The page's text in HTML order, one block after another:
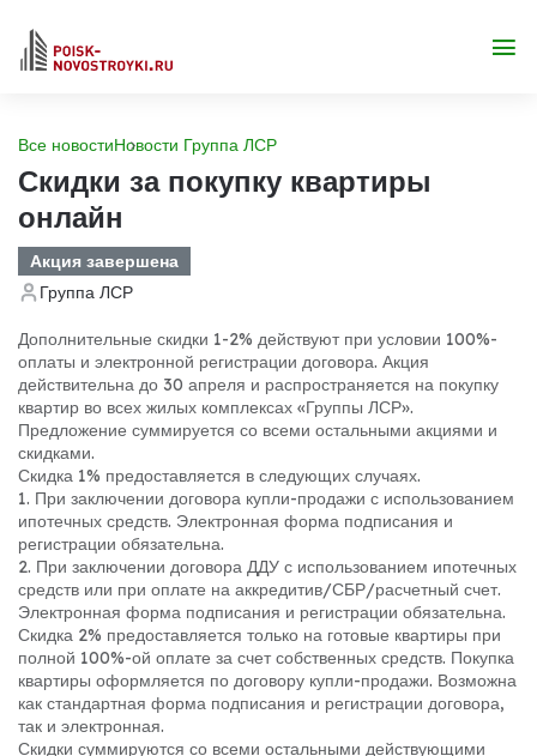
Все новостиНовости Группа ЛСР
Скидки за покупку квартиры
онлайн
Акция завершена
Группа ЛСР
Дополнительные скидки 1-2% действуют при условии 100%-
оплаты и электронной регистрации договора. Акция
действительна до 30 апреля и распространяется на покупку
квартир во всех жилых комплексах «Группы ЛСР».
Предложение суммируется со всеми остальными акциями и
скидками.
Скидка 1% предоставляется в следующих случаях.
1. При заключении договора купли-продажи с использованием
ипотечных средств. Электронная форма подписания и
регистрации обязательна.
2. При заключении договора ДДУ с использованием ипотечных
средств или при оплате на аккредитив/СБР/расчетный счет.
Электронная форма подписания и регистрации обязательна.
Скидка 2% предоставляется только на готовые квартиры при
полной 100%-ой оплате за счет собственных средств. Покупка
квартиры оформляется по договору купли-продажи. Возможна
как стандартная форма подписания и регистрации договора,
так и электронная.
Скидки суммируются со всеми остальными действующими